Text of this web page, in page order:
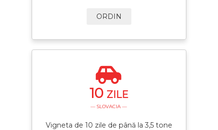
ORDIN
10 ZILE
— SLOVACIA —
Vigneta de 10 zile de până la 3,5 tone